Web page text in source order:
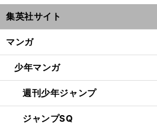
集英社サイト
マンガ
少年マンガ
週刊少年ジャンプ
ジャンプSQ